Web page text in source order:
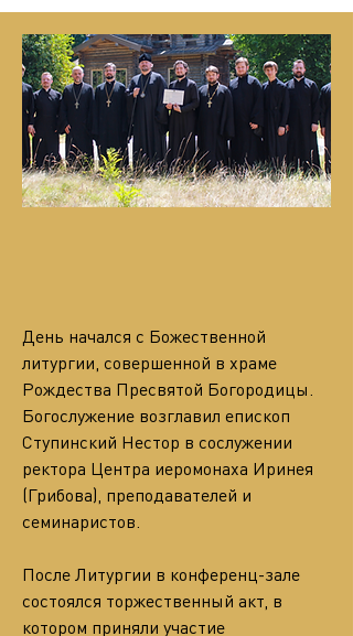
День начался с Божественной
литургии, совершенной в храме
Рождества Пресвятой Богородицы.
Богослужение возглавил епископ
Ступинский Нестор в сослужении
ректора Центра иеромонаха Иринея
(Грибова), преподавателей и
семинаристов.
После Литургии в конференц-зале
состоялся торжественный акт, в
котором приняли участие